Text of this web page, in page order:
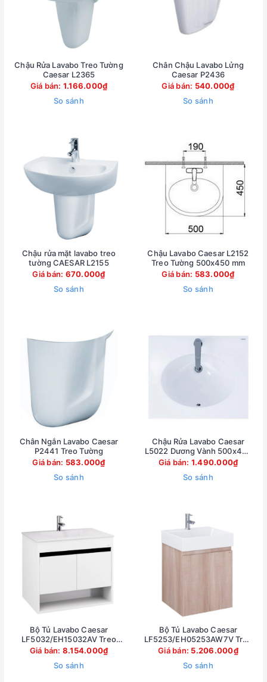
Chậu Rửa Lavabo Treo Tường
Caesar L2365
Giá bán: 1.166.000₫
So sánh
Chân Chậu Lavabo Lửng
Caesar P2436
Giá bán: 540.000₫
So sánh
Chậu rửa mặt lavabo treo
tường CAESAR L2155
Giá bán: 670.000₫
So sánh
Chậu Lavabo Caesar L2152
Treo Tường 500x450 mm
Giá bán: 583.000₫
So sánh
Chân Ngắn Lavabo Caesar
P2441 Treo Tường
Giá bán: 583.000₫
So sánh
Chậu Rửa Lavabo Caesar
L5022 Dương Vành 500x420
mm
Giá bán: 1.490.000₫
So sánh
Bộ Tủ Lavabo Caesar
LF5032/EH15032AV Treo
Tường 750x500mm
Giá bán: 8.154.000₫
So sánh
Bộ Tủ Lavabo Caesar
LF5253/EH05253AW7V Treo
Tường 500x450mm
Giá bán: 5.206.000₫
So sánh